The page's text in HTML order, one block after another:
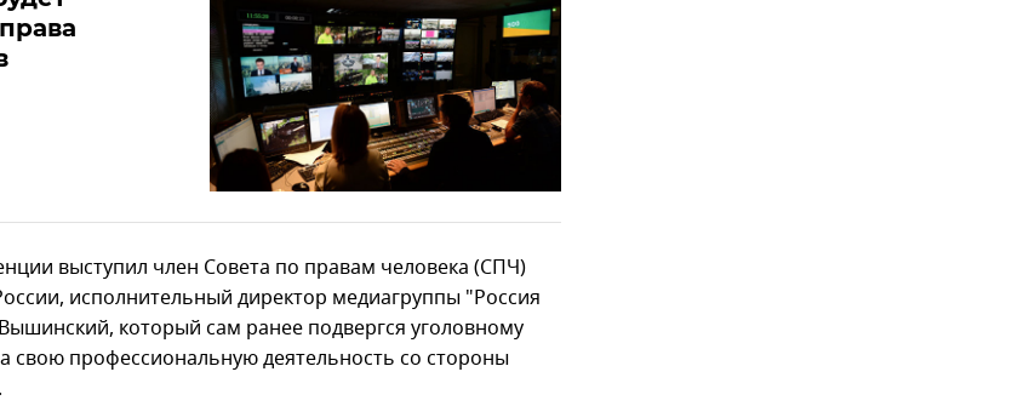
выступил член Совета по правам человека (СПЧ)
исполнительный директор медиагруппы "Россия
который сам ранее подвергся уголовному
свою профессиональную деятельность со стороны